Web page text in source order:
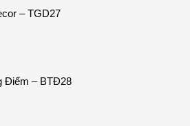
– TGD27
Điểm – BTĐ28